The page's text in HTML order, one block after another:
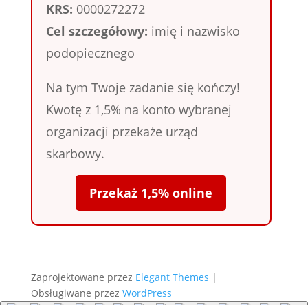
KRS: 0000272272
Cel szczegółowy: imię i nazwisko
podopiecznego
Na tym Twoje zadanie się kończy!
Kwotę z 1,5% na konto wybranej
organizacji przekaże urząd
skarbowy.
Przekaż 1,5% online
Zaprojektowane przez Elegant Themes |
Obsługiwane przez WordPress